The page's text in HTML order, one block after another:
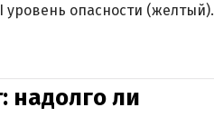
уровень опасности (желтый).
надолго ли